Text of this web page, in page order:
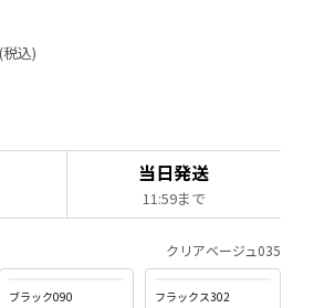
税込
当日発送
11:59まで
クリアベージュ035
ブラック090 フラックス302